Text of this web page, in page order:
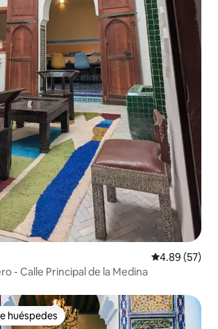
Calificación
4.89 (57)
- Calle Principal de la Medina
preferido
huéspedes